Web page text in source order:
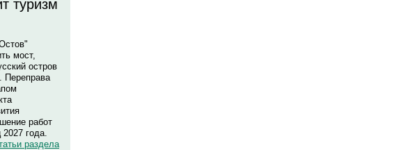
туризм
мост,
остров
Переправа
работ
2027 года.
раздела